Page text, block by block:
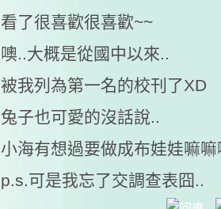
看了很喜歡很喜歡~~
噢..大概是從國中以來..
被我列為第一名的校刊了XD
兔子也可愛的沒話說..
小海有想過要做成布娃娃嘛嘛
p.s.可是我忘了交調查表囧..